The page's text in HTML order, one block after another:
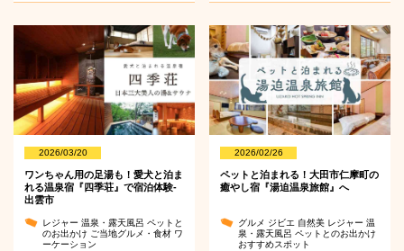
2026/03/20
ワンちゃん用の足湯も！愛犬と泊ま
れる温泉宿『四季荘』で宿泊体験-
出雲市
レジャー 温泉・露天風呂 ペットと
のお出かけ ご当地グルメ・食材 ワ
ーケーション
2026/02/26
ペットと泊まれる！大田市仁摩町の
癒やし宿『湯迫温泉旅館』へ
グルメ ジビエ 自然美 レジャー温
泉・露天風呂ペットとのお出かけ
おすすめスポット